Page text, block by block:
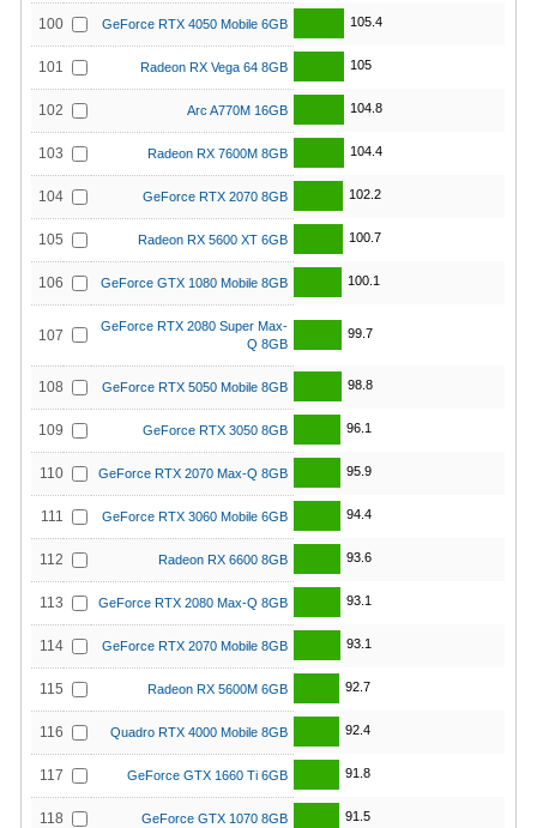
100 GeForce RTX 4050 Mobile 6GB 105.4
101 Radeon RX Vega 64 8GB 105
102 Arc A770M 16GB 104.8
103 Radeon RX 7600M 8GB 104.4
104 GeForce RTX 2070 8GB 102.2
105 Radeon RX 5600 XT 6GB 100.7
106 GeForce GTX 1080 Mobile 8GB 100.1
107
GeForce RTX 2080 Super Max-
Q 8GB
99.7
108 GeForce RTX 5050 Mobile 8GB 98.8
109 GeForce RTX 3050 8GB 96.1
110 GeForce RTX 2070 Max-Q 8GB 95.9
111 GeForce RTX 3060 Mobile 6GB 94.4
112 Radeon RX 6600 8GB 93.6
113 GeForce RTX 2080 Max-Q 8GB 93.1
114 GeForce RTX 2070 Mobile 8GB 93.1
115 Radeon RX 5600M 6GB 92.7
116 Quadro RTX 4000 Mobile 8GB 92.4
117 GeForce GTX 1660 Ti 6GB 91.8
118 GeForce GTX 1070 8GB 91.5